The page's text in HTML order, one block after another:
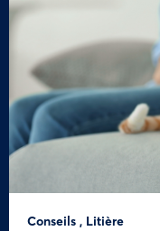
Conseils , Litière